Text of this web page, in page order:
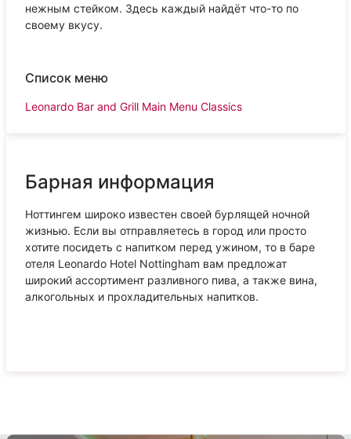
нежным стейком. Здесь каждый найдёт что-то по
своему вкусу.
Список меню
Leonardo Bar and Grill Main Menu Classics
Барная информация
Ноттингем широко известен своей бурлящей ночной
жизнью. Если вы отправляетесь в город или просто
хотите посидеть с напитком перед ужином, то в баре
отеля Leonardo Hotel Nottingham вам предложат
широкий ассортимент разливного пива, а также вина,
алкогольных и прохладительных напитков.